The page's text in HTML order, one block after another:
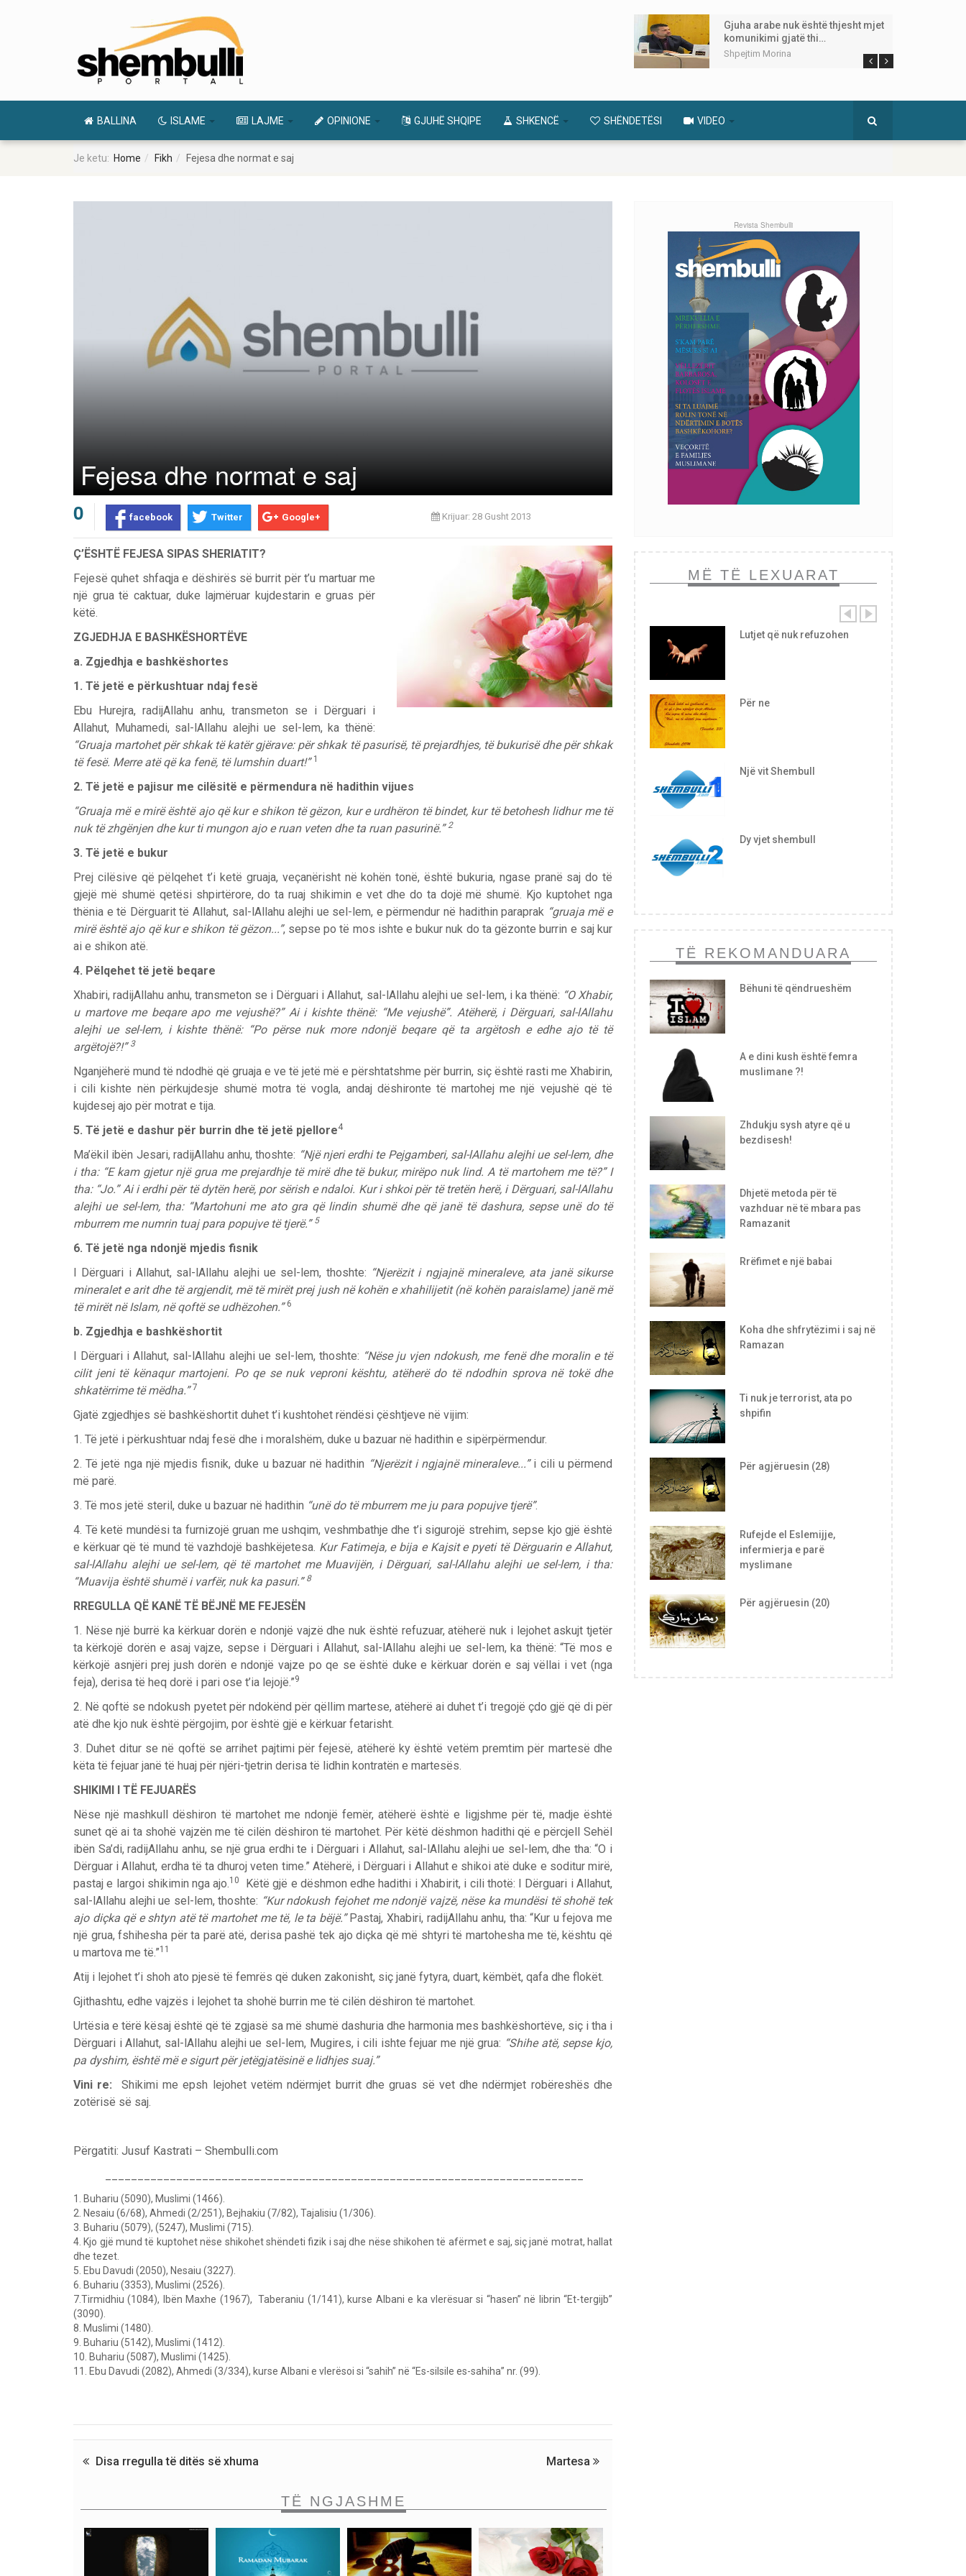
Gjuha arabe nuk është thjesht mjet
komunikimi gjatë thi…
Shpejtim Morina
BALLINA ISLAME LAJME OPINIONE GJUHË SHQIPE SHKENCË SHËNDETËSI VIDEO
Je ketu: Home Fikh Fejesa dhe normat e saj
Fejesa dhe normat e saj
0 facebook Twitter Google+ Krijuar: 28 Gusht 2013
Ç’ËSHTË FEJESA SIPAS SHERIATIT?
Fejesë quhet shfaqja e dëshirës së burrit për t’u martuar me
një grua të caktuar, duke lajmëruar kujdestarin e gruas për
këtë.
ZGJEDHJA E BASHKËSHORTËVE
a. Zgjedhja e bashkëshortes
1. Të jetë e përkushtuar ndaj fesë
Ebu Hurejra, radijAllahu anhu, transmeton se i Dërguari i
Allahut, Muhamedi, sal-lAllahu alejhi ue sel-lem, ka thënë:
“Gruaja martohet për shkak të katër gjërave: për shkak të pasurisë, të prejardhjes, të bukurisë dhe për shkak
të fesë. Merre atë që ka fenë, të lumshin duart!” 1
2. Të jetë e pajisur me cilësitë e përmendura në hadithin vijues
“Gruaja më e mirë është ajo që kur e shikon të gëzon, kur e urdhëron të bindet, kur të betohesh lidhur me të
nuk të zhgënjen dhe kur ti mungon ajo e ruan veten dhe ta ruan pasurinë.” 2
3. Të jetë e bukur
Prej cilësive që pëlqehet t’i ketë gruaja, veçanërisht në kohën tonë, është bukuria, ngase pranë saj do të
gjejë më shumë qetësi shpirtërore, do ta ruaj shikimin e vet dhe do ta dojë më shumë. Kjo kuptohet nga
thënia e të Dërguarit të Allahut, sal-lAllahu alejhi ue sel-lem, e përmendur në hadithin paraprak “gruaja më e
mirë është ajo që kur e shikon të gëzon...”, sepse po të mos ishte e bukur nuk do ta gëzonte burrin e saj kur
ai e shikon atë.
4. Pëlqehet të jetë beqare
Xhabiri, radijAllahu anhu, transmeton se i Dërguari i Allahut, sal-lAllahu alejhi ue sel-lem, i ka thënë: “O Xhabir,
u martove me beqare apo me vejushë?” Ai i kishte thënë: “Me vejushë”. Atëherë, i Dërguari, sal-lAllahu
alejhi ue sel-lem, i kishte thënë: “Po përse nuk more ndonjë beqare që ta argëtosh e edhe ajo të të
argëtojë?!” 3
Nganjëherë mund të ndodhë që gruaja e ve të jetë më e përshtatshme për burrin, siç është rasti me Xhabirin,
i cili kishte nën përkujdesje shumë motra të vogla, andaj dëshironte të martohej me një vejushë që të
kujdesej ajo për motrat e tija.
5. Të jetë e dashur për burrin dhe të jetë pjellore4
Ma’ëkil ibën Jesari, radijAllahu anhu, thoshte: “Një njeri erdhi te Pejgamberi, sal-lAllahu alejhi ue sel-lem, dhe
i tha: “E kam gjetur një grua me prejardhje të mirë dhe të bukur, mirëpo nuk lind. A të martohem me të?” I
tha: “Jo.” Ai i erdhi për të dytën herë, por sërish e ndaloi. Kur i shkoi për të tretën herë, i Dërguari, sal-lAllahu
alejhi ue sel-lem, tha: “Martohuni me ato gra që lindin shumë dhe që janë të dashura, sepse unë do të
mburrem me numrin tuaj para popujve të tjerë.” 5
6. Të jetë nga ndonjë mjedis fisnik
I Dërguari i Allahut, sal-lAllahu alejhi ue sel-lem, thoshte: “Njerëzit i ngjajnë mineraleve, ata janë sikurse
mineralet e arit dhe të argjendit, më të mirët prej jush në kohën e xhahilijetit (në kohën paraislame) janë më
të mirët në Islam, në qoftë se udhëzohen.” 6
b. Zgjedhja e bashkëshortit
I Dërguari i Allahut, sal-lAllahu alejhi ue sel-lem, thoshte: “Nëse ju vjen ndokush, me fenë dhe moralin e të
cilit jeni të kënaqur martojeni. Po qe se nuk veproni kështu, atëherë do të ndodhin sprova në tokë dhe
shkatërrime të mëdha.”7
Gjatë zgjedhjes së bashkëshortit duhet t’i kushtohet rëndësi çështjeve në vijim:
1. Të jetë i përkushtuar ndaj fesë dhe i moralshëm, duke u bazuar në hadithin e sipërpërmendur.
2. Të jetë nga një mjedis fisnik, duke u bazuar në hadithin “Njerëzit i ngjajnë mineraleve...”i cili u përmend
më parë.
3. Të mos jetë steril, duke u bazuar në hadithin “unë do të mburrem me ju para popujve tjerë”.
4. Të ketë mundësi ta furnizojë gruan me ushqim, veshmbathje dhe t’i sigurojë strehim, sepse kjo gjë është
e kërkuar që të mund të vazhdojë bashkëjetesa. Kur Fatimeja, e bija e Kajsit e pyeti të Dërguarin e Allahut,
sal-lAllahu alejhi ue sel-lem, që të martohet me Muavijën, i Dërguari, sal-lAllahu alejhi ue sel-lem, i tha:
“Muavija është shumë i varfër, nuk ka pasuri.” 8
RREGULLA QË KANË TË BËJNË ME FEJESËN
1. Nëse një burrë ka kërkuar dorën e ndonjë vajzë dhe nuk është refuzuar, atëherë nuk i lejohet askujt tjetër
ta kërkojë dorën e asaj vajze, sepse i Dërguari i Allahut, sal-lAllahu alejhi ue sel-lem, ka thënë: “Të mos e
kërkojë asnjëri prej jush dorën e ndonjë vajze po qe se është duke e kërkuar dorën e saj vëllai i vet (nga
feja), derisa të heq dorë i pari ose t’ia lejojë.”9
2. Në qoftë se ndokush pyetet për ndokënd për qëllim martese, atëherë ai duhet t’i tregojë çdo gjë që di për
atë dhe kjo nuk është përgojim, por është gjë e kërkuar fetarisht.
3. Duhet ditur se në qoftë se arrihet pajtimi për fejesë, atëherë ky është vetëm premtim për martesë dhe
këta të fejuar janë të huaj për njëri-tjetrin derisa të lidhin kontratën e martesës.
SHIKIMI I TË FEJUARËS
Nëse një mashkull dëshiron të martohet me ndonjë femër, atëherë është e ligjshme për të, madje është
sunet që ai ta shohë vajzën me të cilën dëshiron të martohet. Për këtë dëshmon hadithi që e përcjell Sehël
ibën Sa’di, radijAllahu anhu, se një grua erdhi te i Dërguari i Allahut, sal-lAllahu alejhi ue sel-lem, dhe tha: “O i
Dërguar i Allahut, erdha të ta dhuroj veten time.” Atëherë, i Dërguari i Allahut e shikoi atë duke e soditur mirë,
pastaj e largoi shikimin nga ajo.10
Këtë gjë e dëshmon edhe hadithi i Xhabirit, i cili thotë: I Dërguari i Allahut,
sal-lAllahu alejhi ue sel-lem, thoshte: “Kur ndokush fejohet me ndonjë vajzë, nëse ka mundësi të shohë tek
ajo diçka që e shtyn atë të martohet me të, le ta bëjë.”Pastaj, Xhabiri, radijAllahu anhu, tha: “Kur u fejova me
një grua, fshihesha për ta parë atë, derisa pashë tek ajo diçka që më shtyri të martohesha me të, kështu që
u martova me të.”11
Atij i lejohet t’i shoh ato pjesë të femrës që duken zakonisht, siç janë fytyra, duart, këmbët, qafa dhe flokët.
Gjithashtu, edhe vajzës i lejohet ta shohë burrin me të cilën dëshiron të martohet.
Urtësia e tërë kësaj është që të zgjasë sa më shumë dashuria dhe harmonia mes bashkëshortëve, siç i tha i
Dërguari i Allahut, sal-lAllahu alejhi ue sel-lem, Mugires, i cili ishte fejuar me një grua: “Shihe atë, sepse kjo,
pa dyshim, është më e sigurt për jetëgjatësinë e lidhjes suaj.”
Vini re: Shikimi me epsh lejohet vetëm ndërmjet burrit dhe gruas së vet dhe ndërmjet robëreshës dhe
zotërisë së saj.
Përgatiti: Jusuf Kastrati – Shembulli.com
1. Buhariu (5090), Muslimi (1466).
2. Nesaiu (6/68), Ahmedi (2/251), Bejhakiu (7/82), Tajalisiu (1/306).
3. Buhariu (5079), (5247), Muslimi (715).
4. Kjo gjë mund të kuptohet nëse shikohet shëndeti fizik i saj dhe nëse shikohen të afërmet e saj, siç janë motrat, hallat
dhe tezet.
5. Ebu Davudi (2050), Nesaiu (3227).
6. Buhariu (3353), Muslimi (2526).
7.Tirmidhiu (1084), Ibën Maxhe (1967), Taberaniu (1/141), kurse Albani e ka vlerësuar si “hasen” në librin “Et-tergijb”
(3090).
8. Muslimi (1480).
9. Buhariu (5142), Muslimi (1412).
10. Buhariu (5087), Muslimi (1425).
11. Ebu Davudi (2082), Ahmedi (3/334), kurse Albani e vlerësoi si “sahih” në “Es-silsile es-sahiha” nr. (99).
Disa rregulla të ditës së xhuma Martesa
TË NGJASHME
Revista Shembulli
MË TË LEXUARAT
Lutjet që nuk refuzohen
Për ne
Një vit Shembull
Dy vjet shembull
TË REKOMANDUARA
Bëhuni të qëndrueshëm
A e dini kush është femra
muslimane ?!
Zhdukju sysh atyre që u
bezdisesh!
Dhjetë metoda për të
vazhduar në të mbara pas
Ramazanit
Rrëfimet e një babai
Koha dhe shfrytëzimi i saj në
Ramazan
Ti nuk je terrorist, ata po
shpifin
Për agjëruesin (28)
Rufejde el Eslemijje,
infermierja e parë
myslimane
Për agjëruesin (20)